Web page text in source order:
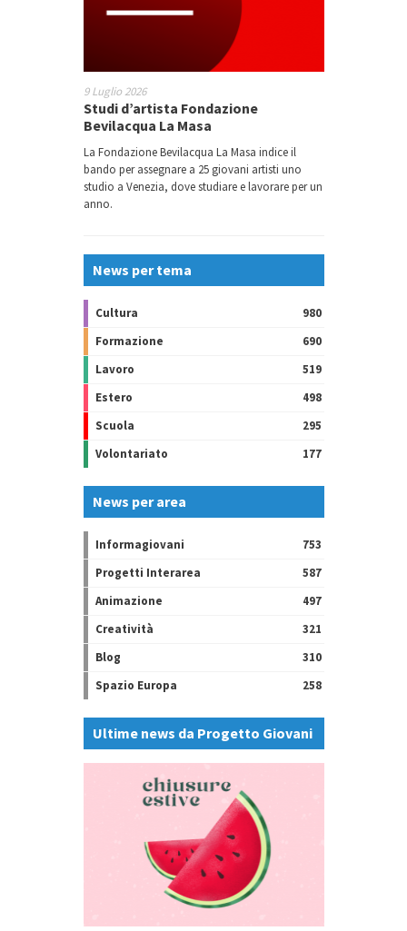
9 Luglio 2026
Studi d’artista Fondazione
Bevilacqua La Masa
La Fondazione Bevilacqua La Masa indice il
bando per assegnare a 25 giovani artisti uno
studio a Venezia, dove studiare e lavorare per un
anno.
News per tema
Cultura
980
Formazione
690
Lavoro
519
Estero
498
Scuola
295
Volontariato
177
News per area
Informagiovani
753
Progetti Interarea
587
Animazione
497
Creatività
321
Blog
310
Spazio Europa
258
Ultime news da Progetto Giovani